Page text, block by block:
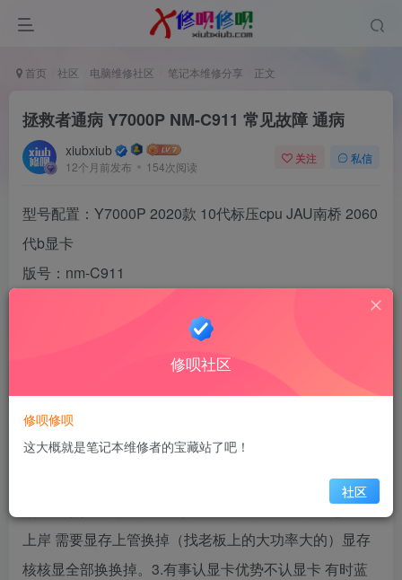
首页 社区 电脑维修社区 笔记本维修分享 正文
拯救者通病 Y7000P NM-C911 常见故障 通病
xiubxiub
12个月前发布 154次阅读
关注 私信
型号配置： Y7000P 2020款 10代标压cpu JAU南桥 2060
代b显卡
版号： nm-C911
今天刨除
进行总结
1. 43
需换显卡核
心 并显存一起重置，运气好不会返修，
样返修。2.显存供电上管击穿；一该集成显卡
需要换个能人的
上岸 需要显存上管换掉（找老板上的大功率大的）显存
核核显全部换换掉。 3.有事认显卡优势不认显卡 有时蓝
修呗社区
修呗修呗
这大概就是笔记本维修者的宝藏站了吧！
社区